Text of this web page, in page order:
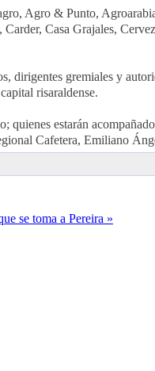
Agro & Punto,
Casa Grajales,
dirigentes gremiales y
risaraldense.
quienes estarán
Cafetera, Emiliano
se toma a Pereira »